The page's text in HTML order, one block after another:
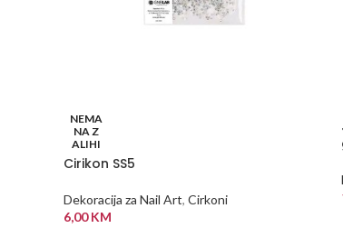
NEMA
NA Z
ALIHI
Cirikon SS5
Dekoracija za Nail Art, Cirkoni
6,00KM